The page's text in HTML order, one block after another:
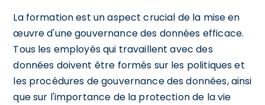
La formation est un aspect crucial de la mise en
œuvre d'une gouvernance des données efficace.
Tous les employés qui travaillent avec des
données doivent être formés sur les politiques et
les procédures de gouvernance des données, ainsi
que sur l'importance de la protection de la vie